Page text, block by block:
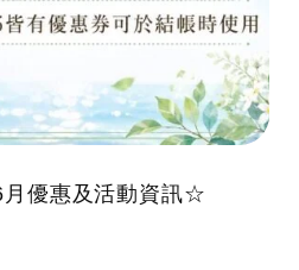
優惠及活動資訊☆